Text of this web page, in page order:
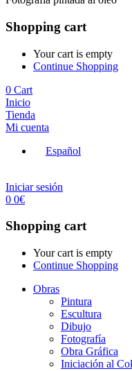
Shopping cart
Your cart is empty
Continue Shopping
0 Cart
Inicio
Tienda
Mi cuenta
Español
Iniciar sesión
0 0€
Shopping cart
Your cart is empty
Continue Shopping
Obras
Pintura
Escultura
Dibujo
Fotografía
Obra Gráfica
Iniciación al